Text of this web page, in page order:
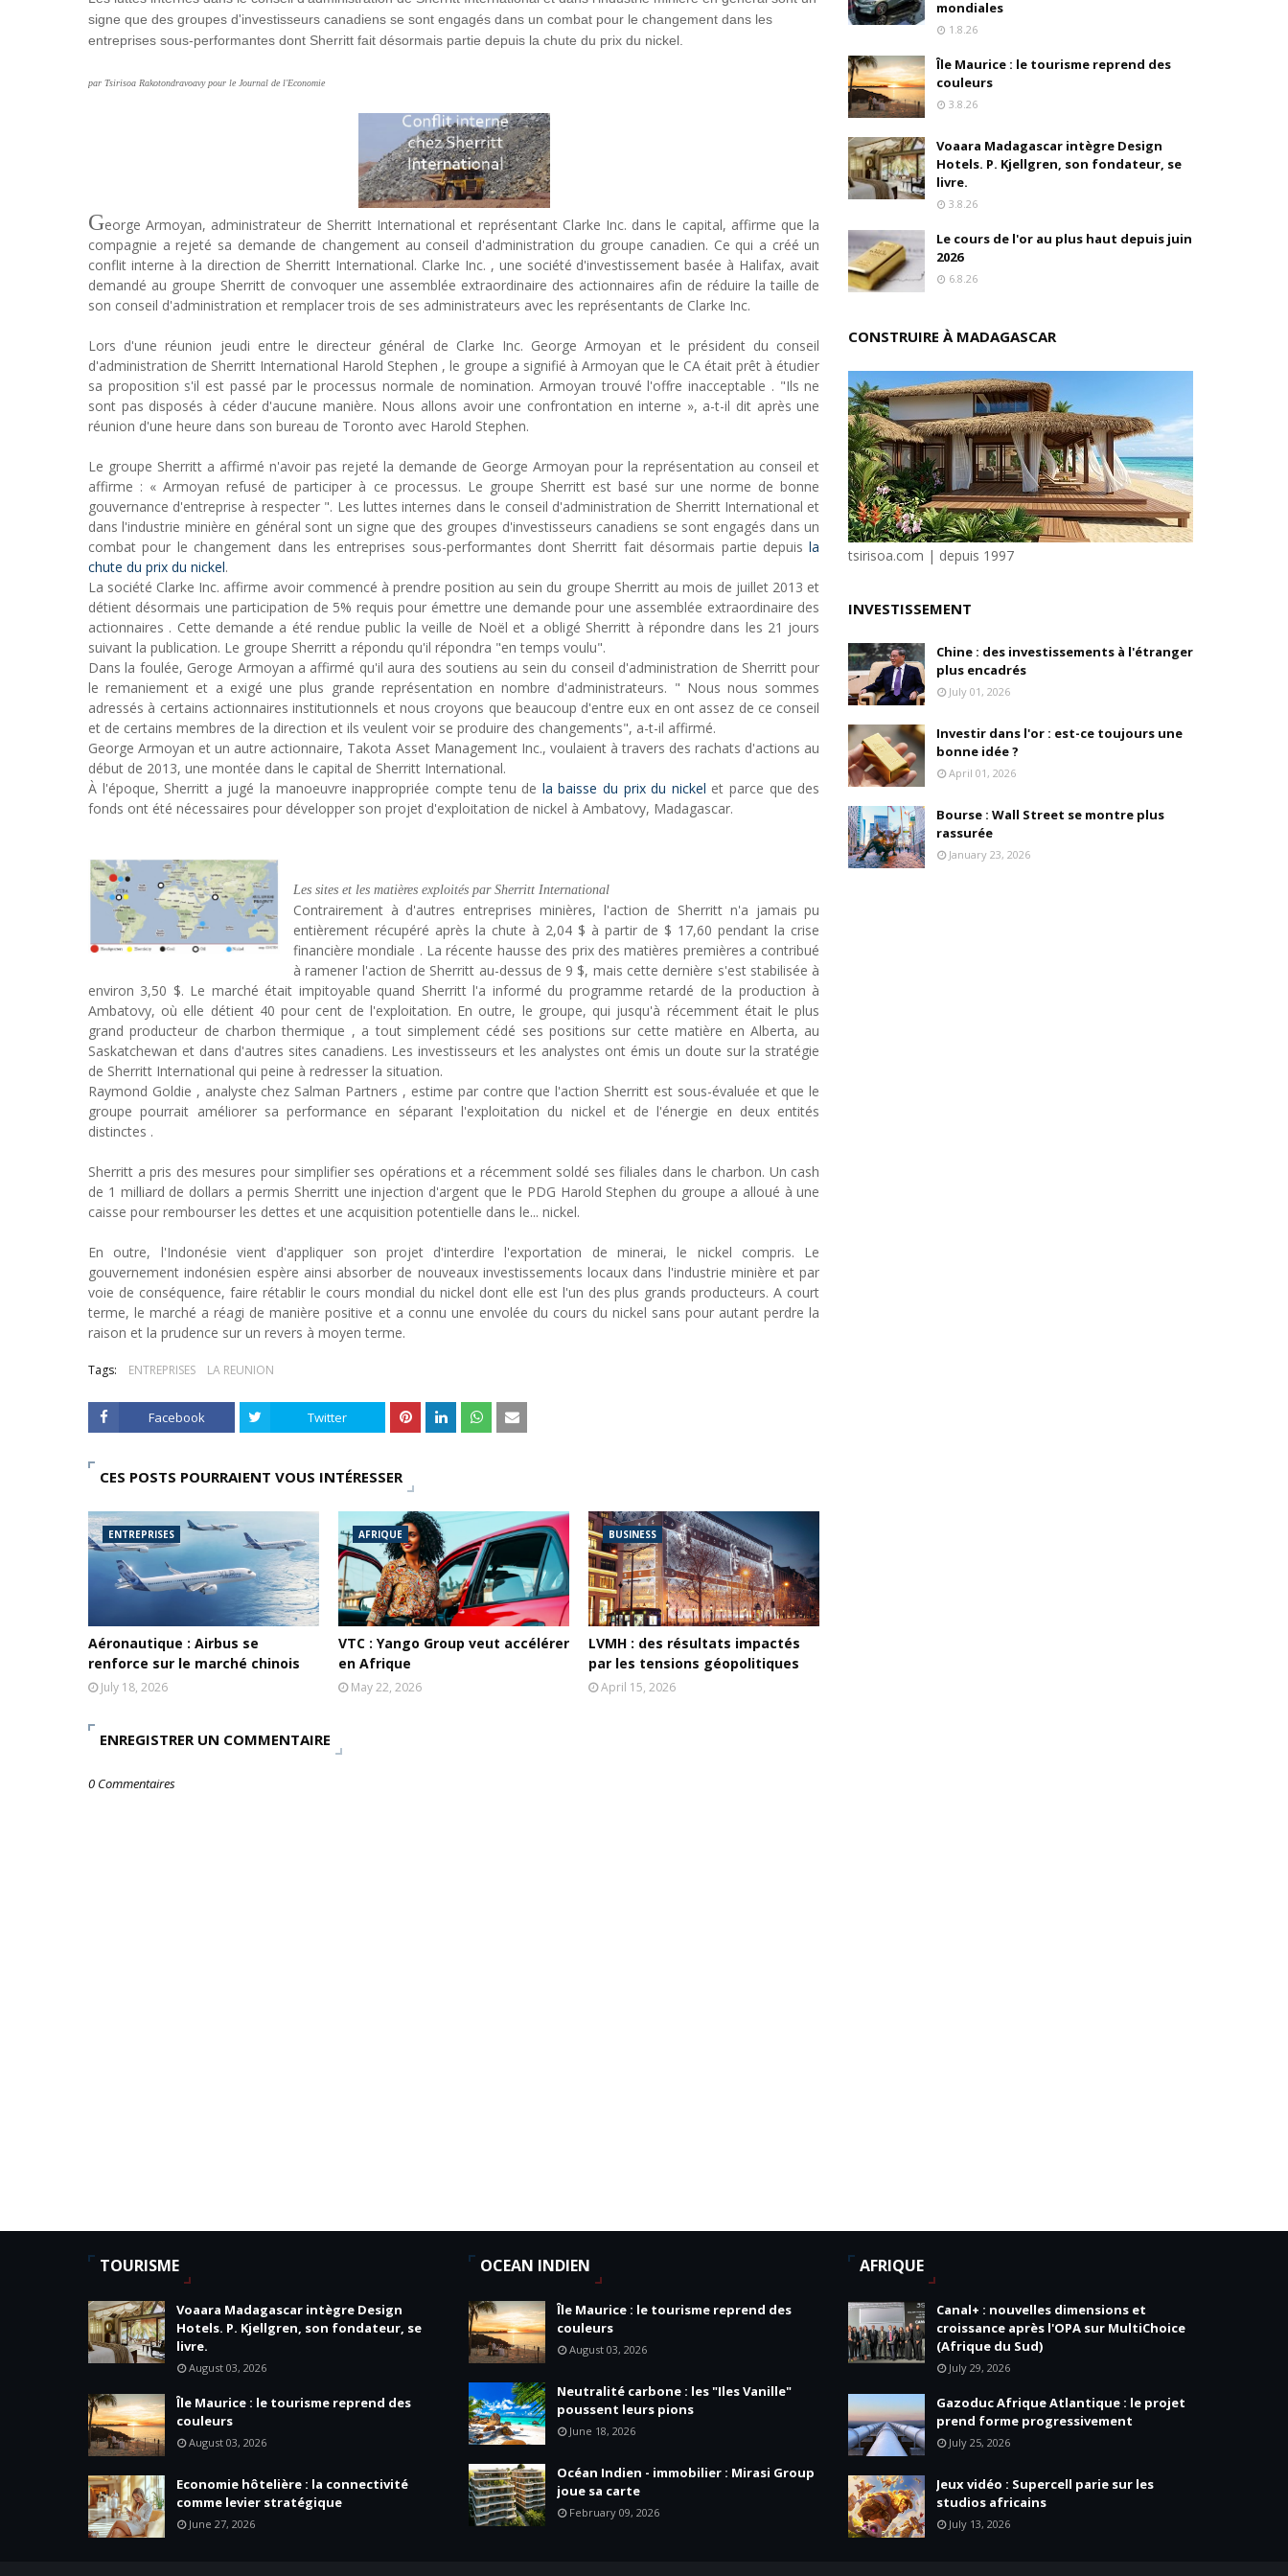
Unknown
- Jul 06 2026
Chine : des investissements à l'étranger plus encadrés
Economie hôtelière : la connectivité comme levier stratégique
Pays du Golfe : nouveau paradigme, nouvelles priorités
Neutralité carbone : les "Iles Vanille" poussent leurs pions
Unknown- Jun 11 2026
Course à l'IA : Meta envisage une importante levée de fonds
Unknown-Jun 06 2026
Banques centrales : indépendantes jusqu'où ?
Unknown
Unknown
May 22 2026
Marques françaises : Chanel aux sommets de la valorisation et la désirabilité
Tsirisoa Edition-May 13 2026
Art et médias sociaux : à l'ère de la "présence ciblée"
Tourisme : l'Afrique fait le pari du luxe et de la durabilité
Unknown-May 03 2026
Economie : quand le roi dollar grince
Unknown-Apr 26 2026
Industrie musicale : zoom sur la stratégie de Céline Dion
Le cours de l'or au plus haut depuis juin 2026
Tsirisoa Edition
Voaara Madagascar intègre Design Hotels. P. Kjellgren, son fondateur, se livre.
Tsirisoa Edition -
Aug 03 2026
Île Maurice : le tourisme reprend des couleurs
Unknown-Aug 03 2026
signe que des groupes d'investisseurs canadiens se sont engagés dans un combat pour le changement dans les
entreprises sous-performantes dont Sherritt fait désormais partie depuis la chute du prix du nickel.
par Tsirisoa Rakotondravoavy pour le Journal de l'Economie
George Armoyan, administrateur de Sherritt International et représentant Clarke Inc. dans le capital, affirme que la
compagnie a rejeté sa demande de changement au conseil d'administration du groupe canadien. Ce qui a créé un
conflit interne à la direction de Sherritt International. Clarke Inc. , une société d'investissement basée à Halifax, avait
demandé au groupe Sherritt de convoquer une assemblée extraordinaire des actionnaires afin de réduire la taille de
son conseil d'administration et remplacer trois de ses administrateurs avec les représentants de Clarke Inc.
Lors d'une réunion jeudi entre le directeur général de Clarke Inc. George Armoyan et le président du conseil
d'administration de Sherritt International Harold Stephen , le groupe a signifié à Armoyan que le CA était prêt à étudier
sa proposition s'il est passé par le processus normale de nomination. Armoyan trouvé l'offre inacceptable . "Ils ne
sont pas disposés à céder d'aucune manière. Nous allons avoir une confrontation en interne », a-t-il dit après une
réunion d'une heure dans son bureau de Toronto avec Harold Stephen.
Le groupe Sherritt a affirmé n'avoir pas rejeté la demande de George Armoyan pour la représentation au conseil et
affirme : « Armoyan refusé de participer à ce processus. Le groupe Sherritt est basé sur une norme de bonne
gouvernance d'entreprise à respecter ". Les luttes internes dans le conseil d'administration de Sherritt International et
dans l'industrie minière en général sont un signe que des groupes d'investisseurs canadiens se sont engagés dans un
combat pour le changement dans les entreprises sous-performantes dont Sherritt fait désormais partie depuisla
chute du prix du nickel.
La société Clarke Inc. affirme avoir commencé à prendre position au sein du groupe Sherritt au mois de juillet 2013 et
détient désormais une participation de 5% requis pour émettre une demande pour une assemblée extraordinaire des
actionnaires . Cette demande a été rendue public la veille de Noël et a obligé Sherritt à répondre dans les 21 jours
suivant la publication. Le groupe Sherritt a répondu qu'il répondra "en temps voulu".
Dans la foulée, Geroge Armoyan a affirmé qu'il aura des soutiens au sein du conseil d'administration de Sherritt pour
le remaniement et a exigé une plus grande représentation en nombre d'administrateurs. " Nous nous sommes
adressés à certains actionnaires institutionnels et nous croyons que beaucoup d'entre eux en ont assez de ce conseil
et de certains membres de la direction et ils veulent voir se produire des changements", a-t-il affirmé.
George Armoyan et un autre actionnaire, Takota Asset Management Inc., voulaient à travers des rachats d'actions au
début de 2013, une montée dans le capital de Sherritt International.
À l'époque, Sherritt a jugé la manoeuvre inappropriée compte tenu de la baisse du prix du nickel et parce que des
fonds ont été nécessaires pour développer son projet d'exploitation de nickel à Ambatovy, Madagascar.
Les sites et les matières exploités par Sherritt International
Contrairement à d'autres entreprises minières, l'action de Sherritt n'a jamais pu
entièrement récupéré après la chute à 2,04 $ à partir de $ 17,60 pendant la crise
financière mondiale . La récente hausse des prix des matières premières a contribué
à ramener l'action de Sherritt au-dessus de 9 $, mais cette dernière s'est stabilisée à
environ 3,50 $. Le marché était impitoyable quand Sherritt l'a informé du programme retardé de la production à
Ambatovy, où elle détient 40 pour cent de l'exploitation. En outre, le groupe, qui jusqu'à récemment était le plus
grand producteur de charbon thermique , a tout simplement cédé ses positions sur cette matière en Alberta, au
Saskatchewan et dans d'autres sites canadiens. Les investisseurs et les analystes ont émis un doute sur la stratégie
de Sherritt International qui peine à redresser la situation.
Raymond Goldie , analyste chez Salman Partners , estime par contre que l'action Sherritt est sous-évaluée et que le
groupe pourrait améliorer sa performance en séparant l'exploitation du nickel et de l'énergie en deux entités
distinctes .
Sherritt a pris des mesures pour simplifier ses opérations et a récemment soldé ses filiales dans le charbon. Un cash
de 1 milliard de dollars a permis Sherritt une injection d'argent que le PDG Harold Stephen du groupe a alloué à une
caisse pour rembourser les dettes et une acquisition potentielle dans le... nickel.
En outre, l'Indonésie vient d'appliquer son projet d'interdire l'exportation de minerai, le nickel compris. Le
gouvernement indonésien espère ainsi absorber de nouveaux investissements locaux dans l'industrie minière et par
voie de conséquence, faire rétablir le cours mondial du nickel dont elle est l'un des plus grands producteurs. A court
terme, le marché a réagi de manière positive et a connu une envolée du cours du nickel sans pour autant perdre la
raison et la prudence sur un revers à moyen terme.
Tags: ENTREPRISES LA REUNION
Facebook Twitter
CES POSTS POURRAIENT VOUS INTÉRESSER
ENTREPRISES
Aéronautique : Airbus se
renforce sur le marché chinois
July 18, 2026
AFRIQUE
VTC : Yango Group veut accélérer
en Afrique
May 22, 2026
BUSINESS
LVMH : des résultats impactés
par les tensions géopolitiques
April 15, 2026
ENREGISTRER UN COMMENTAIRE
0 Commentaires
mondiales
1.8.26
Île Maurice : le tourisme reprend des
couleurs
3.8.26
Voaara Madagascar intègre Design
Hotels. P. Kjellgren, son fondateur, se
livre.
3.8.26
Le cours de l'or au plus haut depuis juin
2026
6.8.26
CONSTRUIRE À MADAGASCAR
tsirisoa.com | depuis 1997
INVESTISSEMENT
Chine : des investissements à l'étranger
plus encadrés
July 01, 2026
Investir dans l'or : est-ce toujours une
bonne idée ?
April 01, 2026
Bourse : Wall Street se montre plus
rassurée
January 23, 2026
TOURISME
Voaara Madagascar intègre Design
Hotels. P. Kjellgren, son fondateur, se
livre.
August 03, 2026
Île Maurice : le tourisme reprend des
couleurs
August 03, 2026
Economie hôtelière : la connectivité
comme levier stratégique
June 27, 2026
OCEAN INDIEN
Île Maurice : le tourisme reprend des
couleurs
August 03, 2026
Neutralité carbone : les "Iles Vanille"
poussent leurs pions
June 18, 2026
Océan Indien - immobilier : Mirasi Group
joue sa carte
February 09, 2026
AFRIQUE
Canal+ : nouvelles dimensions et
croissance après l'OPA sur MultiChoice
(Afrique du Sud)
July 29, 2026
Gazoduc Afrique Atlantique : le projet
prend forme progressivement
July 25, 2026
Jeux vidéo : Supercell parie sur les
studios africains
July 13, 2026